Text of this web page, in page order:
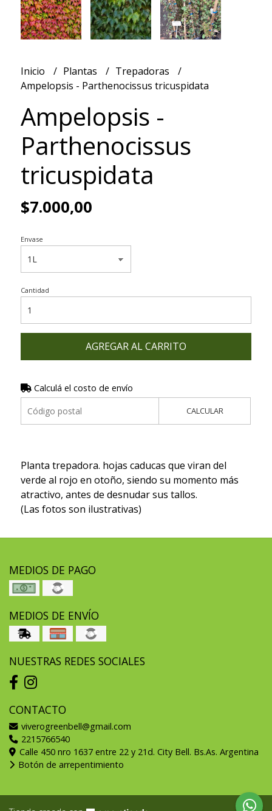
Inicio Plantas
Trepadoras
Ampelopsis - Parthenocissus tricuspidata
Ampelopsis -
Parthenocissus
tricuspidata
$7.000,00
Envase
Cantidad
AGREGAR AL CARRITO
Calculá el costo de envío
CALCULAR
Planta trepadora. hojas caducas que viran del
verde al rojo en otoño, siendo su momento más
atractivo, antes de desnudar sus tallos.
(Las fotos son ilustrativas)
MEDIOS DE PAGO
MEDIOS DE ENVÍO
NUESTRAS REDES SOCIALES
CONTACTO
viverogreenbell@gmail.com
2215766540
Calle 450 nro 1637 entre 22 y 21d. City Bell. Bs.As. Argentina
Botón de arrepentimiento